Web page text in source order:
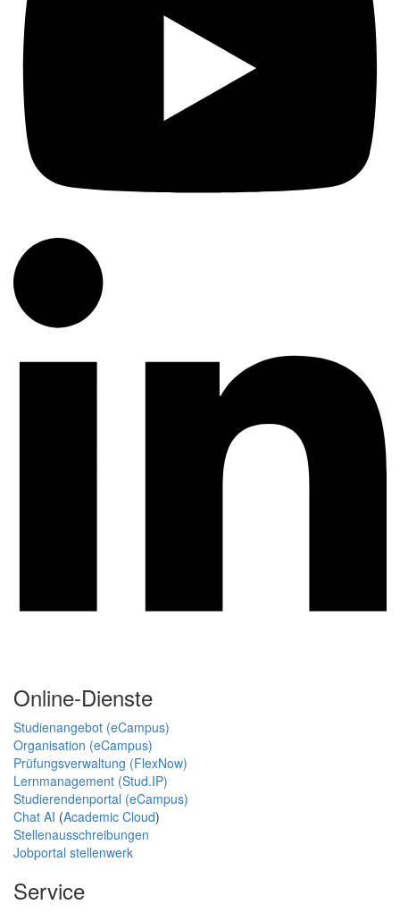
Online-Dienste
Studienangebot (eCampus)
Organisation (eCampus)
Prüfungsverwaltung (FlexNow)
Lernmanagement (Stud.IP)
Studierendenportal (eCampus)
Chat AI (Academic Cloud)
Stellenausschreibungen
Jobportal stellenwerk
Service